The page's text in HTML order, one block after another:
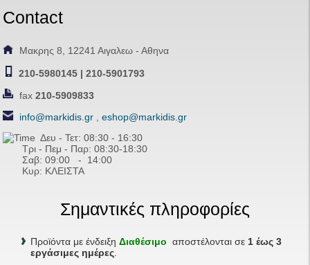
Contact
Μακρης 8, 12241 Αιγαλεω - Αθηνα
210-5980145 | 210-5901793
fax210-5909833
info@markidis.gr ,eshop@markidis.gr
Δευ - Τετ: 08:30 - 16:30
Τρι - Πεμ - Παρ: 08:30-18:30
Σαβ:09:00 - 14:00
Κυρ: ΚΛΕΙΣΤΑ
Σημαντικές πληροφορίες
Προϊόντα με ένδειξηΔιαθέσιμο αποστέλονται σε 1 έως 3
εργάσιμες ημέρες